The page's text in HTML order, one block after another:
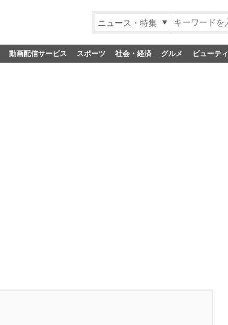
ニュース・特集
動画配信サービス スポーツ 社会・経済 グルメ ビューティ